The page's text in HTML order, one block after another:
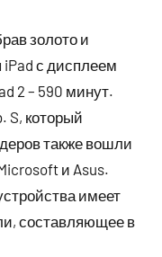
золото и
с дисплеем
2 – 590 минут.
S, который
также вошли
и Asus.
имеет
составляющее в